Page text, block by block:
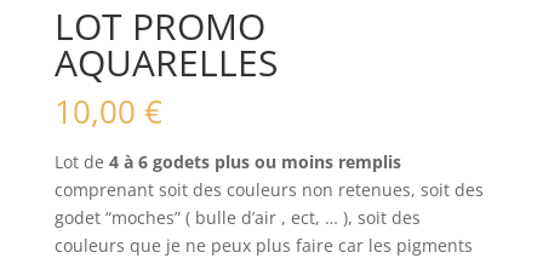
LOT PROMO
AQUARELLES
10,00 €
Lot de 4 à 6 godets plus ou moins remplis
comprenant soit des couleurs non retenues, soit des
godet “moches” ( bulle d’air , ect, … ), soit des
couleurs que je ne peux plus faire car les pigments